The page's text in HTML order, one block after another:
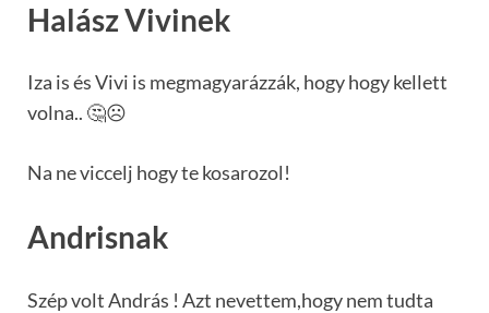
Halász Vivinek
Iza is és Vivi is megmagyarázzák, hogy hogy kellett
volna.. 🤔☹️
Na ne viccelj hogy te kosarozol!
Andrisnak
Szép volt András ! Azt nevettem,hogy nem tudta